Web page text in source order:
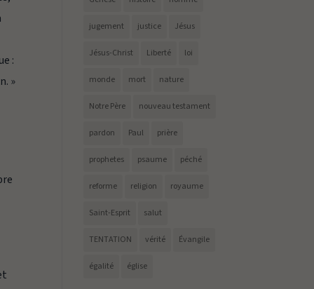
:
»
jugement justice Jésus
Jésus-Christ Liberté loi
monde mort nature
Notre Père nouveau testament
pardon Paul prière
prophetes psaume péché
reforme religion royaume
Saint-Esprit salut
TENTATION vérité Évangile
égalité église